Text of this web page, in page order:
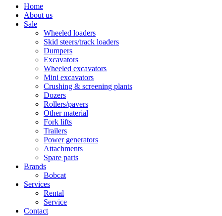
Home
About us
Sale
Wheeled loaders
Skid steers/track loaders
Dumpers
Excavators
Wheeled excavators
Mini excavators
Crushing & screening plants
Dozers
Rollers/pavers
Other material
Fork lifts
Trailers
Power generators
Attachments
Spare parts
Brands
Bobcat
Services
Rental
Service
Contact